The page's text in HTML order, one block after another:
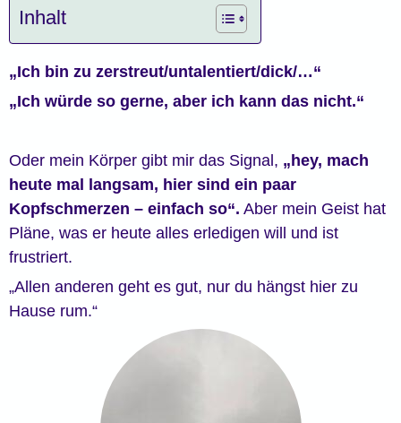
Inhalt
„Ich bin zu zerstreut/untalentiert/dick/…“
„Ich würde so gerne, aber ich kann das nicht.“
Oder mein Körper gibt mir das Signal, „hey, mach
heute mal langsam, hier sind ein paar
Kopfschmerzen – einfach so“. Aber mein Geist hat
Pläne, was er heute alles erledigen will und ist
frustriert.
„Allen anderen geht es gut, nur du hängst hier zu
Hause rum.“